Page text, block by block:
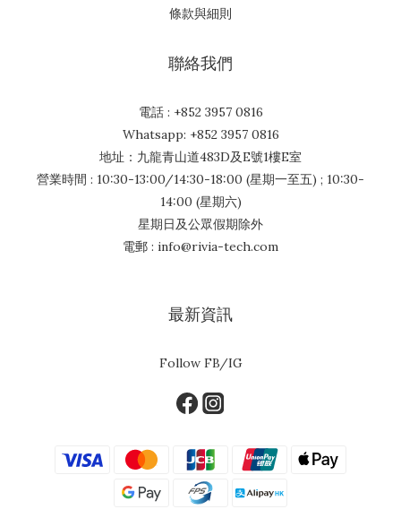
條款與細則
聯絡我們
電話 : +852 3957 0816
Whatsapp: +852 3957 0816
地址：九龍青山道483D及E號1樓E室
營業時間 : 10:30-13:00/14:30-18:00 (星期一至五) ; 10:30-
14:00 (星期六)
星期日及公眾假期除外
電郵 : info@rivia-tech.com
最新資訊
Follow FB/IG